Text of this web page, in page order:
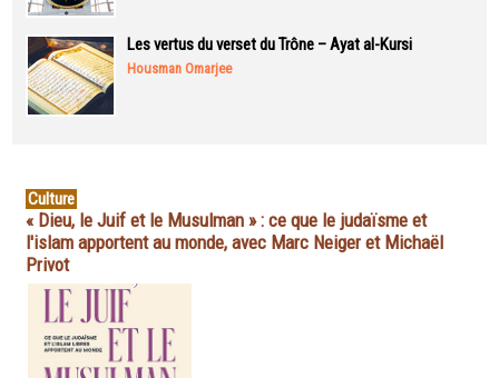
Les vertus du verset du Trône – Ayat al-Kursi
Housman Omarjee
Culture
« Dieu, le Juif et le Musulman » : ce que le judaïsme et
l'islam apportent au monde, avec Marc Neiger et Michaël
Privot